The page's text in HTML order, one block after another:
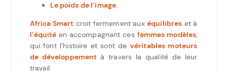
Le poids de l’image.
Africa Smart croit fermement aux équilibres et à
l’équité en accompagnant ces femmes modèles,
qui font l’histoire et sont de véritables moteurs
de développement à travers la qualité de leur
travail.